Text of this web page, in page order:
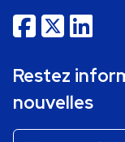
Restez
nouvelles